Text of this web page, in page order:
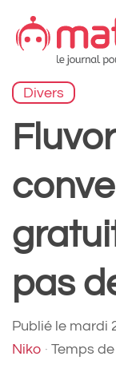
contenu
Divers
pas
Publié le mardi
Niko · Temps